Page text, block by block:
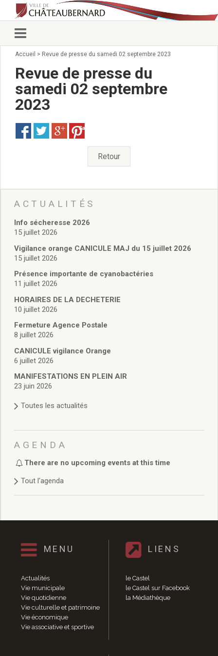
Vie municipale
Conseillers municipaux
Commissions 2026
Prendre rendez-vous
Services municipaux
Organigramme
Pour venir nous voir
État civil/élections/formalités
Affaires Scolaires
Vie associative
Police Municipale/règlementation
Services en ligne
Inscriptions sur les listes électorales
Plan Local d’Urbanisme intercommunal
Actes d’état civil
Budgets
Budget de Fonctionnement
Budget d’Investissement
Conseils municipaux
Règlement du conseil municipal
Déliberations 2026
Délibérations 2024
Délibérations 2022
Délibérations 2021
Délibérations 2019
Délibérations 2018
Délibérations 2012
Délibérations 2009
Délibérations 2008
Agenda réunions publiques
Marchés publics
Toutes les actualités
Accueil > Revue de presse du samedi 02 septembre 2023
Revue de presse du
samedi 02 septembre
2023
Save
Retour
ACTUALITÉS
Info sécheresse 2026
15 juillet 2026
Vigilance orange CANICULE MAJ du 15 juillet 2026
15 juillet 2026
Présence importante de cyanobactéries
11 juillet 2026
HORAIRES DE LA DECHETERIE
10 juillet 2026
Fermeture Agence Postale
8 juillet 2026
CANICULE vigilance Orange
6 juillet 2026
MANIFESTATIONS EN PLEIN AIR
23 juin 2026
Toutes les actualités
AGENDA
There are no upcoming events at this time
Tout l'agenda
MENU
Actualités
Vie municipale
Vie quotidienne
Vie culturelle et patrimoine
Vie économique
Vie associative et sportive
LIENS
le Castel
le Castel sur Facebook
la Médiathèque